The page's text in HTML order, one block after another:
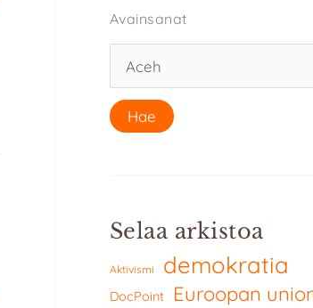
Avainsanat
Selaa arkistoa
Aktivismi demokratia
DocPoint Euroopan